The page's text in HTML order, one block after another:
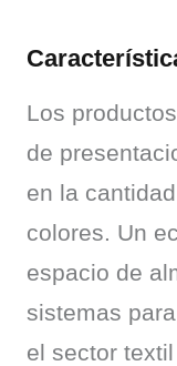
Los
de
en la
colores. Un
espacio de
sistemas
el sector